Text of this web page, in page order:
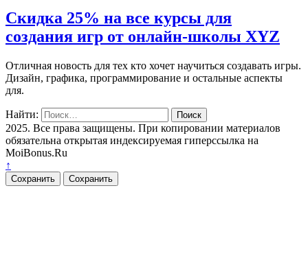
Скидка 25% на все курсы для
создания игр от онлайн-школы XYZ
Отличная новость для тех кто хочет научиться создавать игры.
Дизайн, графика, программирование и остальные аспекты
для.
Найти:
2025. Все права защищены. При копировании материалов
обязательна открытая индексируемая гиперссылка на
MoiBonus.Ru
↑